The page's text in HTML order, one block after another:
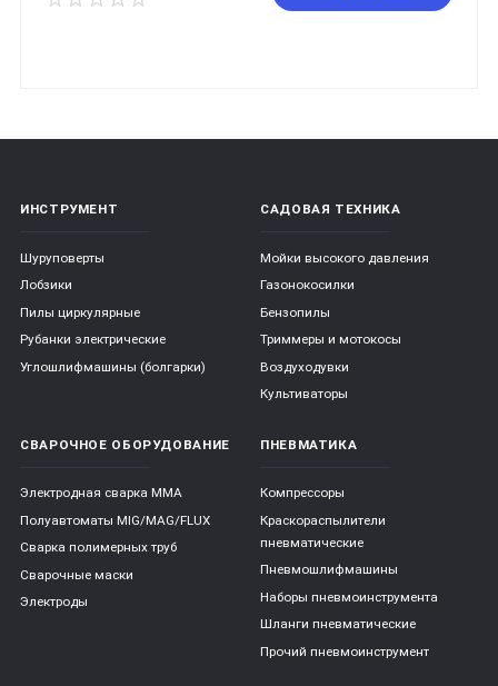
ИНСТРУМЕНТ
Шуруповерты
Лобзики
Пилы циркулярные
Рубанки электрические
Углошлифмашины (болгарки)
САДОВАЯ ТЕХНИКА
Мойки высокого давления
Газонокосилки
Бензопилы
Триммеры и мотокосы
Воздуходувки
Культиваторы
СВАРОЧНОЕ ОБОРУДОВАНИЕ
Электродная сварка ММА
Полуавтоматы MIG/MAG/FLUX
Сварка полимерных труб
Сварочные маски
Электроды
ПНЕВМАТИКА
Компрессоры
Краскораспылители
пневматические
Пневмошлифмашины
Наборы пневмоинструмента
Шланги пневматические
Прочий пневмоинструмент